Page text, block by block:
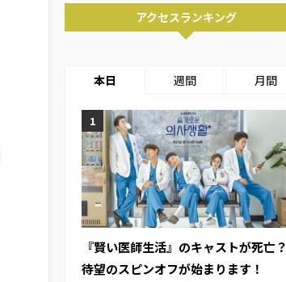
アクセスランキング
本日 週間 月間
『賢い医師生活』のキャストが死亡？
待望のスピンオフが始まります！